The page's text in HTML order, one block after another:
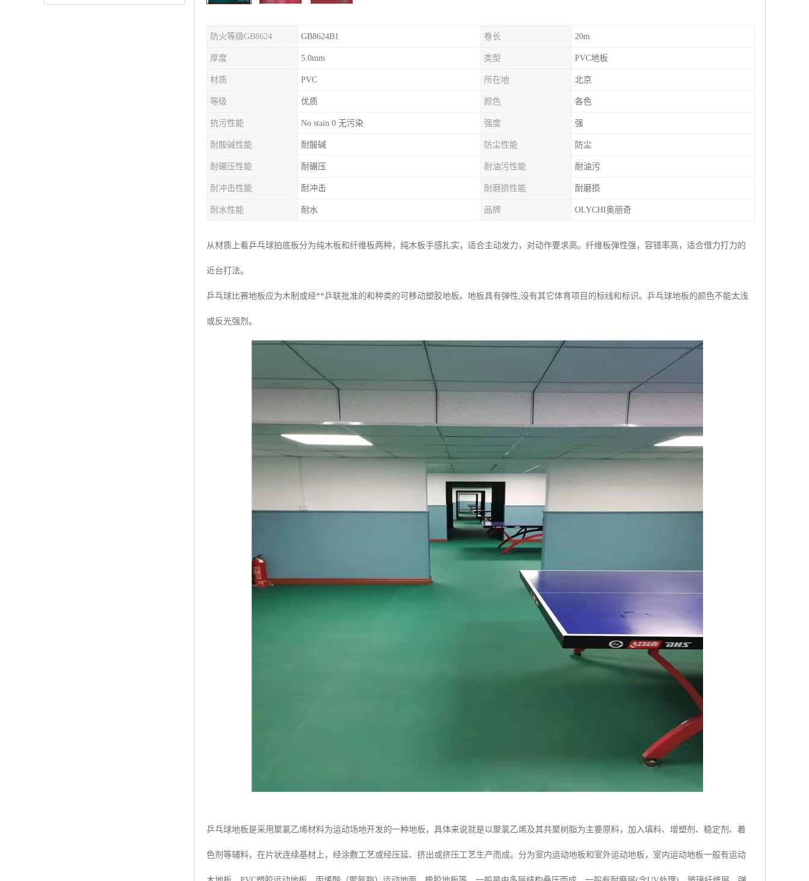
防火等级GB8624 GB8624B1 卷长 20m
厚度 5.0mm 类型 PVC地板
材质 PVC 所在地 北京
等级 优质 颜色 各色
抗污性能 No stain 0 无污染 强度 强
耐酸碱性能 耐酸碱 防尘性能 防尘
耐碾压性能 耐碾压 耐油污性能 耐油污
耐冲击性能 耐冲击 耐磨损性能 耐磨损
耐水性能 耐水 品牌 OLYCHI奥丽奇
从材质上看乒乓球拍底板分为纯木板和纤维板两种，纯木板手感扎实，适合主动发力，对动作要求高。纤维板弹性强，容错率高，适合借力打力的
近台打法。
乒乓球比赛地板应为木制或经**乒联批准的和种类的可移动塑胶地板。地板具有弹性,没有其它体育项目的标线和标识。乒乓球地板的颜色不能太浅
或反光强烈。
乒乓球地板是采用聚氯乙烯材料为运动场地开发的一种地板，具体来说就是以聚氯乙烯及其共聚树脂为主要原料，加入填料、增塑剂、稳定剂、着
色剂等辅料，在片状连续基材上，经涂敷工艺或经压延、挤出或挤压工艺生产而成。分为室内运动地板和室外运动地板，室内运动地板一般有运动